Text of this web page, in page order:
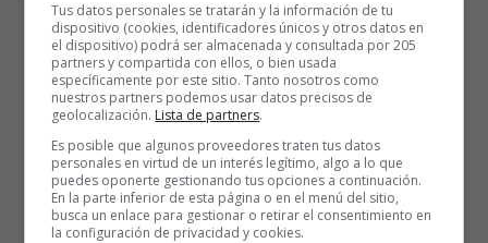
Tus datos personales se tratarán y la información de tu
dispositivo (cookies, identificadores únicos y otros datos en
el dispositivo) podrá ser almacenada y consultada por 205
partners y compartida con ellos, o bien usada
específicamente por este sitio. Tanto nosotros como
nuestros partners podemos usar datos precisos de
geolocalización. Lista de partners.
Es posible que algunos proveedores traten tus datos
personales en virtud de un interés legítimo, algo a lo que
puedes oponerte gestionando tus opciones a continuación.
En la parte inferior de esta página o en el menú del sitio,
busca un enlace para gestionar o retirar el consentimiento en
la configuración de privacidad y cookies.